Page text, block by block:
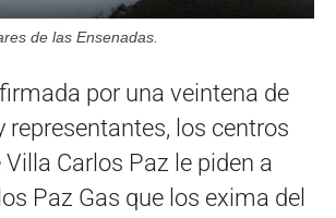
de las Ensenadas.
por una veintena de
representantes, los centros
Carlos Paz le piden a
Paz Gas que los exima del